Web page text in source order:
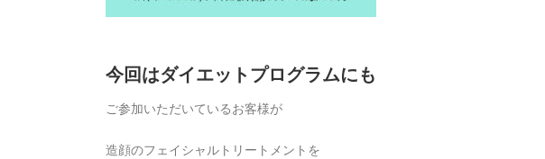
今回はダイエットプログラムにも
ご参加いただいているお客様が
造顔のフェイシャルトリートメントを